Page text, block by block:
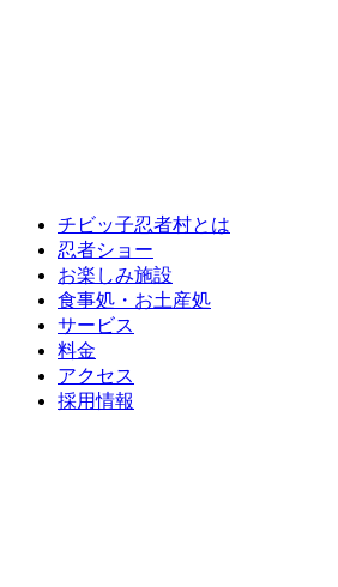
チビッ子忍者村とは
忍者ショー
お楽しみ施設
食事処・お土産処
サービス
料金
アクセス
採用情報